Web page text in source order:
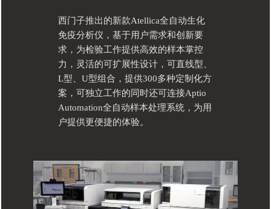
西门子推出的新款Atellica全自动生化
免疫分析仪，基于用户需求和创新要
求，为检验工作提供高效的样本掌控
力，灵活的可扩展性设计，可直线型、
L型、U型组合，提供300多种定制化方
案，可独立工作的同时还可连接Aptio
Automation全自动样本处理系统，为用
户提供更便捷的体验。